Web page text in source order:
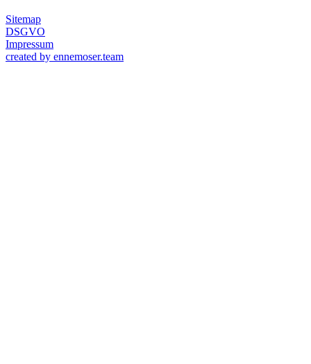
Sitemap
DSGVO
Impressum
created by ennemoser.team